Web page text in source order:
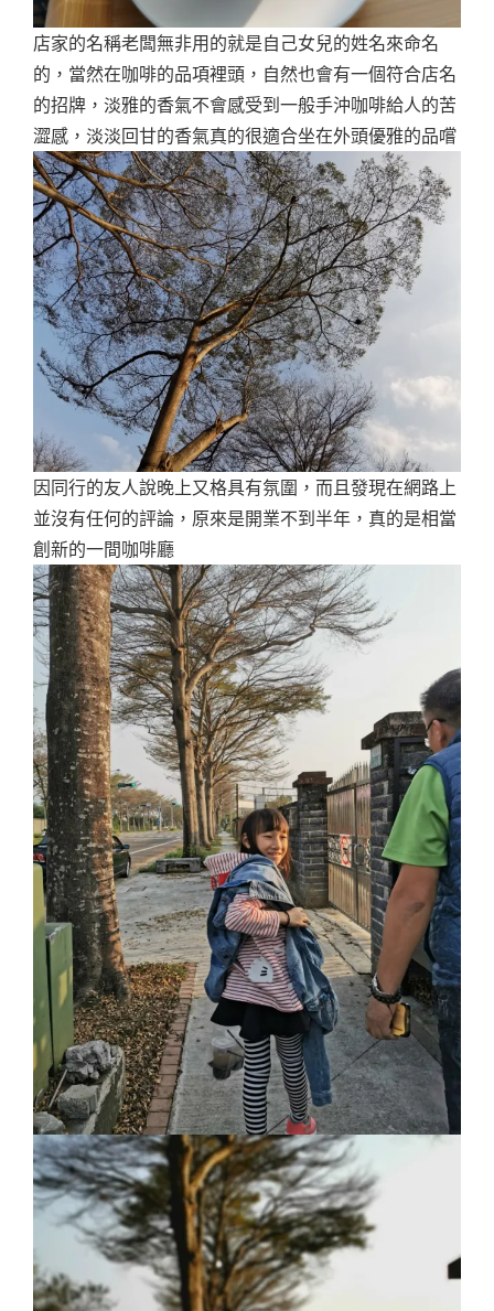
店家的名稱老闆無非用的就是自己女兒的姓名來命名
的，當然在咖啡的品項裡頭，自然也會有一個符合店名
的招牌，淡雅的香氣不會感受到一般手沖咖啡給人的苦
澀感，淡淡回甘的香氣真的很適合坐在外頭優雅的品嚐
因同行的友人說晚上又格具有氛圍，而且發現在網路上
並沒有任何的評論，原來是開業不到半年，真的是相當
創新的一間咖啡廳